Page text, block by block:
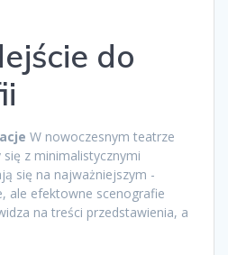
do
W nowoczesnym teatrze
z minimalistycznymi
się na najważniejszym -
ale efektowne scenografie
na treści przedstawienia, a